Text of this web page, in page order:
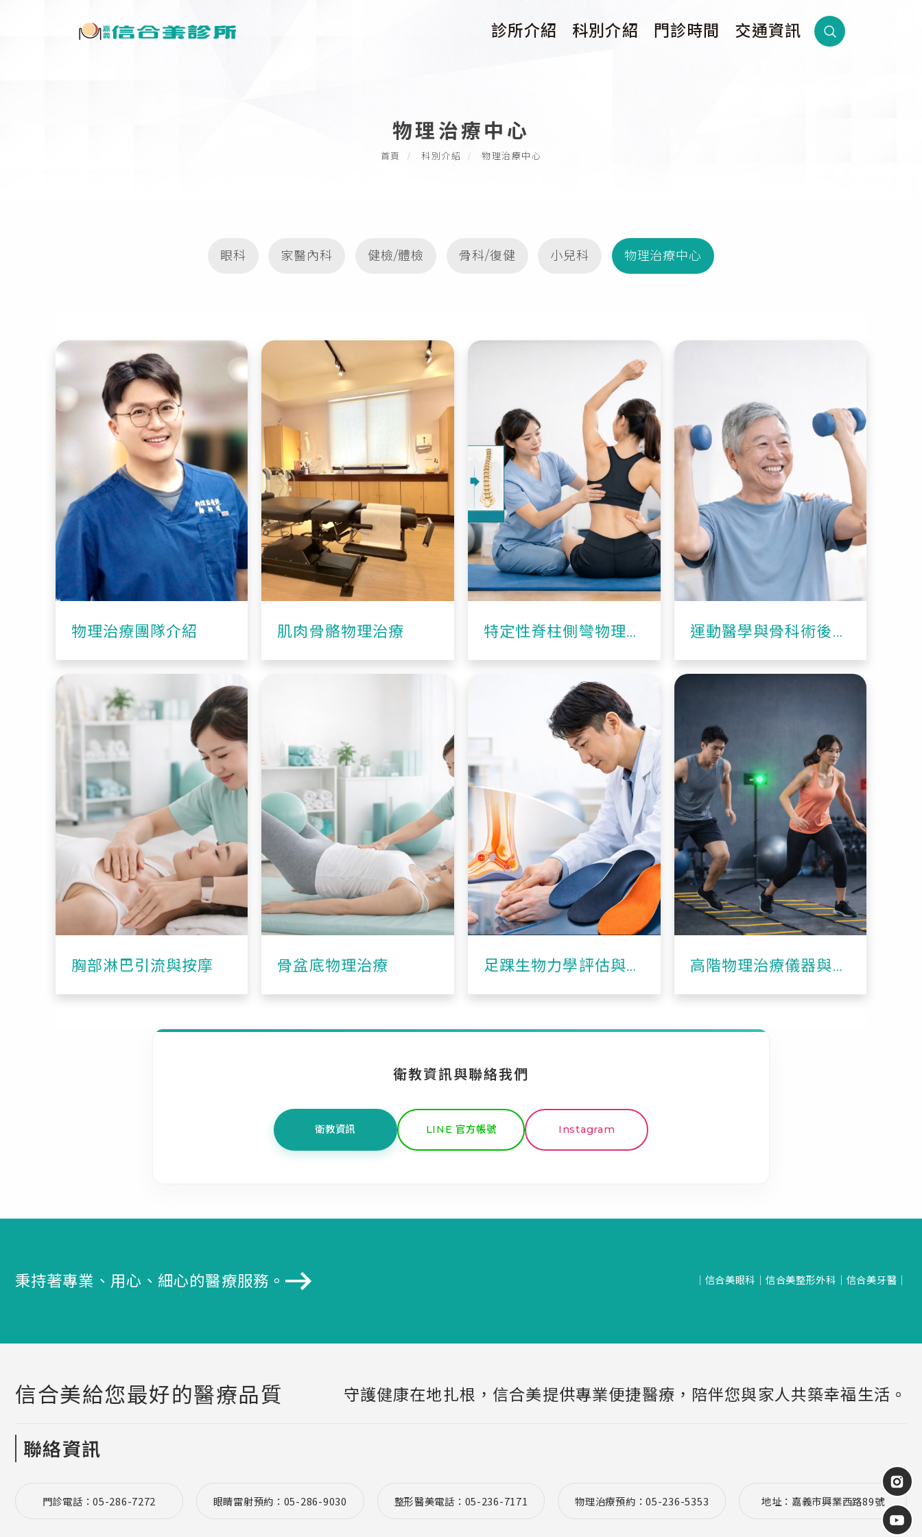
診所介紹
二樓科室介紹
六樓科室介紹
科別介紹 門診時間 交通資訊
物理治療中心
首頁 科別介紹 物理治療中心
眼科 家醫內科 健檢/體檢 骨科/復健 小兒科 物理治療中心
物理治療團隊介紹 肌肉骨骼物理治療
特定性脊柱側彎物理治
療運動 (PSSE)
運動醫學與骨科術後物
理治療
胸部淋巴引流與按摩 骨盆底物理治療
足踝生物力學評估與客
製化鞋墊介紹
高階物理治療儀器與動
態神經訓練設備
衛教資訊與聯絡我們
衛教資訊 LINE 官方帳號 Instagram
秉持著專業、用心、細心的醫療服務。 信合美眼科 信合美整形外科 信合美牙醫
信合美給您最好的醫療品質 守護健康在地扎根，信合美提供專業便捷醫療，陪伴您與家人共築幸福生活。
聯絡資訊
門診電話：05-286-7272 眼睛雷射預約：05-286-9030 整形醫美電話：05-236-7171 物理治療預約：05-236-5353 地址：嘉義市興業西路89號